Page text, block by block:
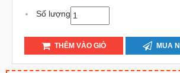
Số lượng
THÊM VÀO GIỎ MUA